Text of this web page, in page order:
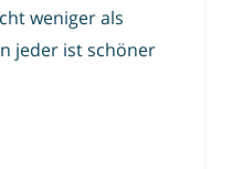
weniger als
jeder ist schöner